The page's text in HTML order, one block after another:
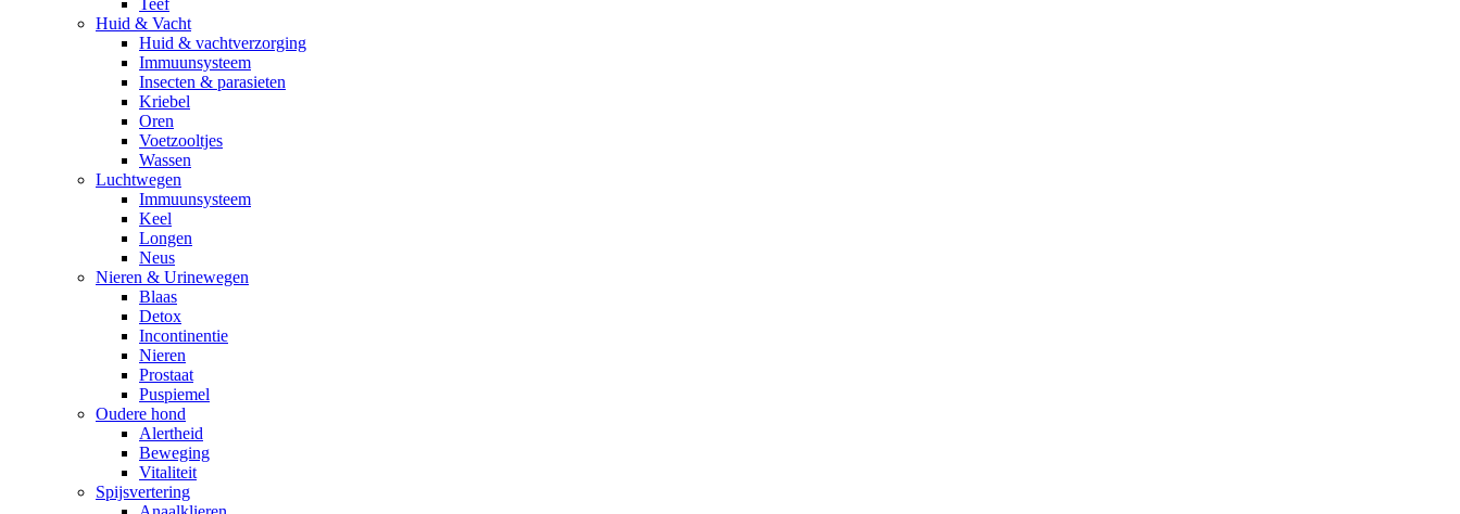
Teef
Huid & Vacht
Huid & vachtverzorging
Immuunsysteem
Insecten & parasieten
Kriebel
Oren
Voetzooltjes
Wassen
Luchtwegen
Immuunsysteem
Keel
Longen
Neus
Nieren & Urinewegen
Blaas
Detox
Incontinentie
Nieren
Prostaat
Puspiemel
Oudere hond
Alertheid
Beweging
Vitaliteit
Spijsvertering